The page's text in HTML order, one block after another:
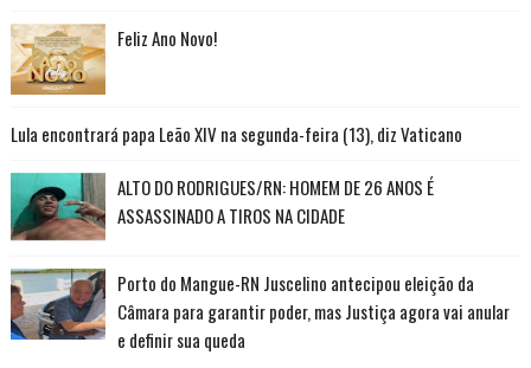
Feliz Ano Novo!
Lula encontrará papa Leão XIV na segunda-feira (13), diz Vaticano
ALTO DO RODRIGUES/RN: HOMEM DE 26 ANOS É
ASSASSINADO A TIROS NA CIDADE
Porto do Mangue-RN Juscelino antecipou eleição da
Câmara para garantir poder, mas Justiça agora vai anular
e definir sua queda